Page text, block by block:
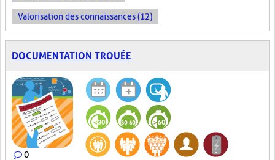
Valorisation des connaissances (12)
DOCUMENTATION TROUÉE
0